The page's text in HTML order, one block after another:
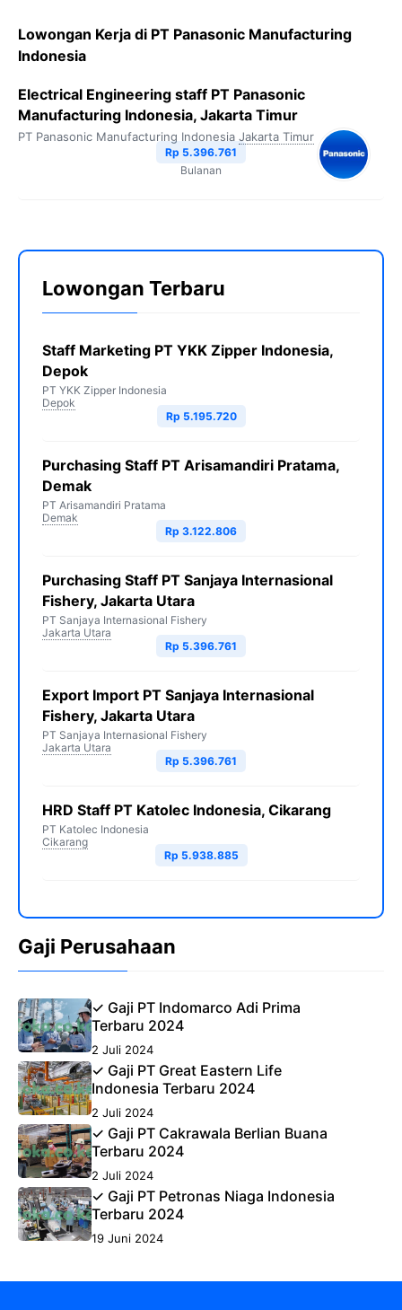
Lowongan Kerja di PT Panasonic Manufacturing
Indonesia
Electrical Engineering staff PT Panasonic
Manufacturing Indonesia, Jakarta Timur
PT Panasonic Manufacturing Indonesia Jakarta Timur
Rp 5.396.761
Bulanan
Lowongan Terbaru
Staff Marketing PT YKK Zipper Indonesia,
Depok
PT YKK Zipper Indonesia
Depok
Rp 5.195.720
Purchasing Staff PT Arisamandiri Pratama,
Demak
PT Arisamandiri Pratama
Demak
Rp 3.122.806
Purchasing Staff PT Sanjaya Internasional
Fishery, Jakarta Utara
PT Sanjaya Internasional Fishery
Jakarta Utara
Rp 5.396.761
Export Import PT Sanjaya Internasional
Fishery, Jakarta Utara
PT Sanjaya Internasional Fishery
Jakarta Utara
Rp 5.396.761
HRD Staff PT Katolec Indonesia, Cikarang
PT Katolec Indonesia
Cikarang
Rp 5.938.885
Gaji Perusahaan
✓ Gaji PT Indomarco Adi Prima
Terbaru 2024
2 Juli 2024
✓ Gaji PT Great Eastern Life
Indonesia Terbaru 2024
2 Juli 2024
✓ Gaji PT Cakrawala Berlian Buana
Terbaru 2024
2 Juli 2024
✓ Gaji PT Petronas Niaga Indonesia
Terbaru 2024
19 Juni 2024